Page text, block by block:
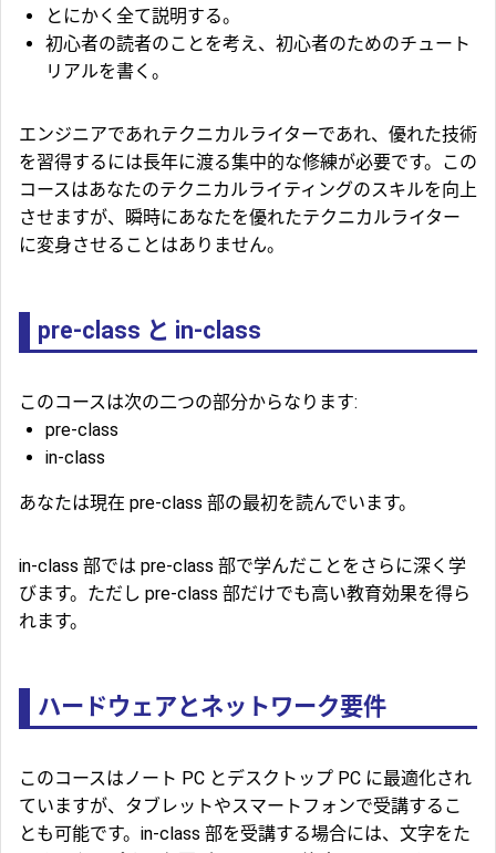
とにかく全て説明する。
初心者の読者のことを考え、初心者のためのチュート
リアルを書く。
エンジニアであれテクニカルライターであれ、優れた技術
を習得するには長年に渡る集中的な修練が必要です。この
コースはあなたのテクニカルライティングのスキルを向上
させますが、瞬時にあなたを優れたテクニカルライター
に変身させることはありません。
pre-class と in-class
このコースは次の二つの部分からなります:
pre-class
in-class
あなたは現在 pre-class 部の最初を読んでいます。
in-class 部では pre-class 部で学んだことをさらに深く学
びます。ただし pre-class 部だけでも高い教育効果を得ら
れます。
ハードウェアとネットワーク要件
このコースはノート PC とデスクトップ PC に最適化され
ていますが、タブレットやスマートフォンで受講するこ
とも可能です。in-class 部を受講する場合には、文字をた